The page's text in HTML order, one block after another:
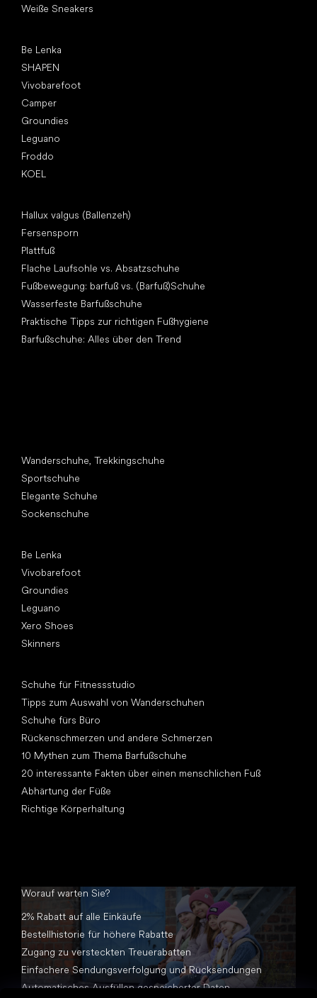
Weiße Sneakers
Be Lenka
SHAPEN
Vivobarefoot
Camper
Groundies
Leguano
Froddo
KOEL
Hallux valgus (Ballenzeh)
Fersensporn
Plattfuß
Flache Laufsohle vs. Absatzschuhe
Fußbewegung: barfuß vs. (Barfuß)Schuhe
Wasserfeste Barfußschuhe
Praktische Tipps zur richtigen Fußhygiene
Barfußschuhe: Alles über den Trend
Wanderschuhe, Trekkingschuhe
Sportschuhe
Elegante Schuhe
Sockenschuhe
Be Lenka
Vivobarefoot
Groundies
Leguano
Xero Shoes
Skinners
Schuhe für Fitnessstudio
Tipps zum Auswahl von Wanderschuhen
Schuhe fürs Büro
Rückenschmerzen und andere Schmerzen
10 Mythen zum Thema Barfußschuhe
20 interessante Fakten über einen menschlichen Fuß
Abhärtung der Füße
Richtige Körperhaltung
Worauf warten Sie?
2% Rabatt auf alle Einkäufe
Bestellhistorie für höhere Rabatte
Zugang zu versteckten Treuerabatten
Einfachere Sendungsverfolgung und Rücksendungen
Automatisches Ausfüllen gespeicherter Daten